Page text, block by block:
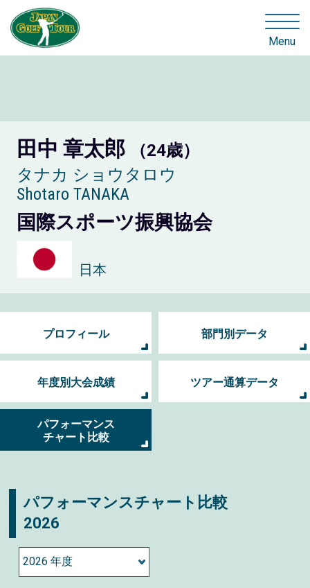
Menu
田中 章太郎
（24歳）
タナカ ショウタロウ
Shotaro TANAKA
国際スポーツ振興協会
日本
プロフィール 部門別データ
年度別大会成績 ツアー通算データ
パフォーマンス
チャート比較
パフォーマンスチャート比較
2026